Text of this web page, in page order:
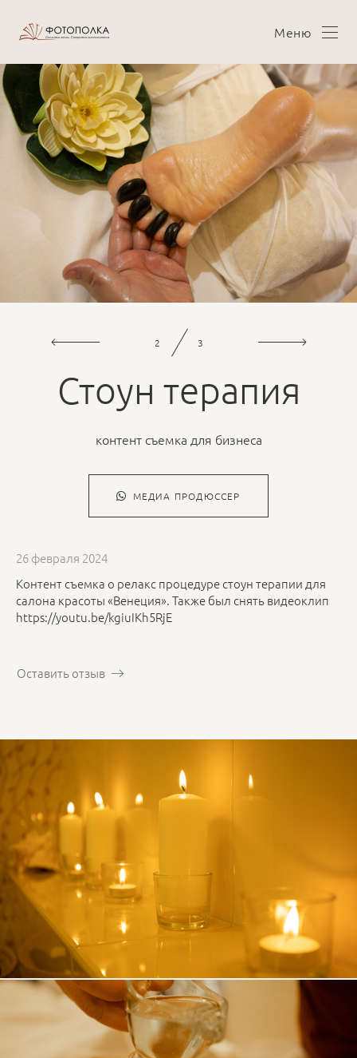
Меню
3 3
Стоун терапия
контент съемка для бизнеса
МЕДИА ПРОДЮССЕР
26 февраля 2024
Контент съемка о релакс процедуре стоун терапии для
салона красоты «Венеция». Также был снять видеоклип
https://youtu.be/kgiuIKh5RjE
Оставить отзыв